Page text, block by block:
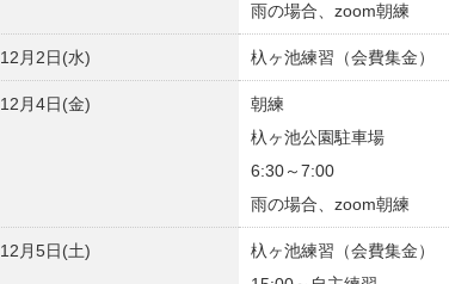
雨の場合、zoom朝練
12月2日(水) 杁ヶ池練習（会費集金）
12月4日(金)
朝練
杁ヶ池公園駐車場
6:30～7:00
雨の場合、zoom朝練
12月5日(土)
杁ヶ池練習（会費集金）